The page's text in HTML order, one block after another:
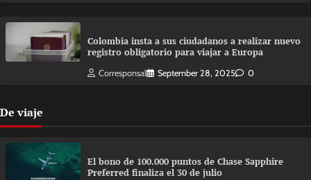
Colombia insta a sus ciudadanos a realizar nuevo
registro obligatorio para viajar a Europa
Corresponsal September 28, 2025 0
De viaje
El bono de 100.000 puntos de Chase Sapphire
Preferred finaliza el 30 de julio